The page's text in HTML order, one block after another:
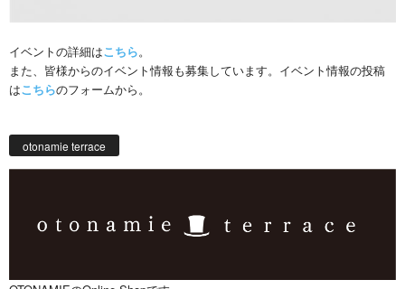
イベントの詳細はこちら。
また、皆様からのイベント情報も募集しています。イベント情報の投稿
はこちらのフォームから。
otonamie terrace